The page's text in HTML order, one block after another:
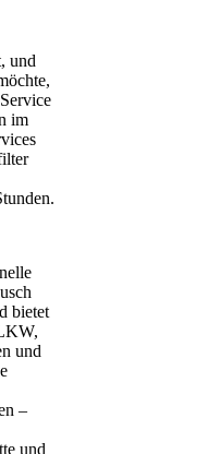
und
im
bietet
und
–
und